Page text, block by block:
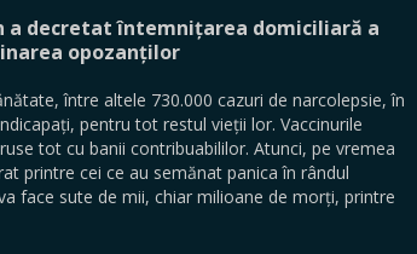
a decretat întemnițarea domiciliară a
opozanților
între altele 730.000 cazuri de narcolepsie, în
pentru tot restul vieții lor. Vaccinurile
tot cu banii contribuabililor. Atunci, pe vremea
printre cei ce au semănat panica în rândul
face sute de mii, chiar milioane de morți, printre